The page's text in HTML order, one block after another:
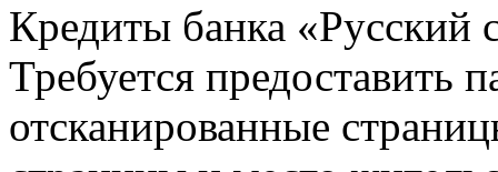
Кредиты банка «Русский
Требуется предоставить
отсканированные